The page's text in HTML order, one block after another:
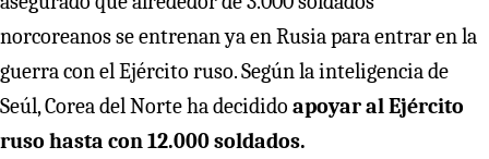
norcoreanos se entrenan ya en Rusiapara entrar en la
guerra con el Ejército ruso. Según la inteligencia de
Seúl, Corea del Norte ha decidido apoyar al Ejército
ruso hasta con 12.000 soldados.